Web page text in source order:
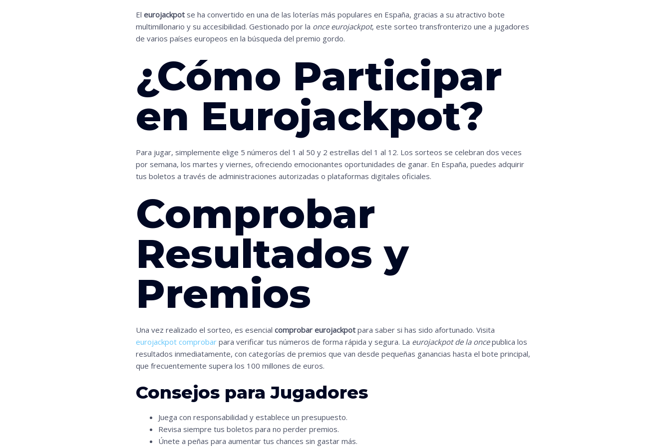
El eurojackpot se ha convertido en una de las loterías más populares en España, gracias a su atractivo bote
multimillonario y su accesibilidad. Gestionado por la once eurojackpot, este sorteo transfronterizo une a jugadores
de varios países europeos en la búsqueda del premio gordo.
¿Cómo Participar
en Eurojackpot?
Para jugar, simplemente elige 5 números del 1 al 50 y 2 estrellas del 1 al 12. Los sorteos se celebran dos veces
por semana, los martes y viernes, ofreciendo emocionantes oportunidades de ganar. En España, puedes adquirir
tus boletos a través de administraciones autorizadas o plataformas digitales oficiales.
Comprobar
Resultados y
Premios
Una vez realizado el sorteo, es esencial comprobar eurojackpot para saber si has sido afortunado. Visita
eurojackpot comprobar para verificar tus números de forma rápida y segura. La eurojackpot de la oncepublica los
resultados inmediatamente, con categorías de premios que van desde pequeñas ganancias hasta el bote principal,
que frecuentemente supera los 100 millones de euros.
Consejos para Jugadores
Juega con responsabilidad y establece un presupuesto.
Revisa siempre tus boletos para no perder premios.
Únete a peñas para aumentar tus chances sin gastar más.